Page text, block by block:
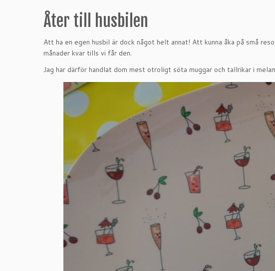
Åter till husbilen
Att ha en egen husbil är dock något helt annat! Att kunna åka på små
månader kvar tills vi får den.
Jag har därför handlat dom mest otroligt söta muggar och tallrikar i